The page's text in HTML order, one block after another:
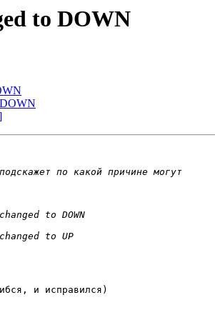
to DOWN
и исправился)